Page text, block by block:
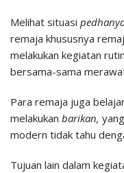
Melihat situasi
remaja khususnya
melakukan kegiatan
bersama-sama
Para remaja juga
melakukan barikan,
modern tidak tahu
Tujuan lain dalam